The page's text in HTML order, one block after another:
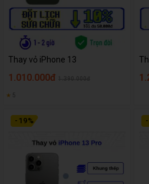
Thay vỏ iPhone 13
1.010.000đ
★ 5
- 19% -